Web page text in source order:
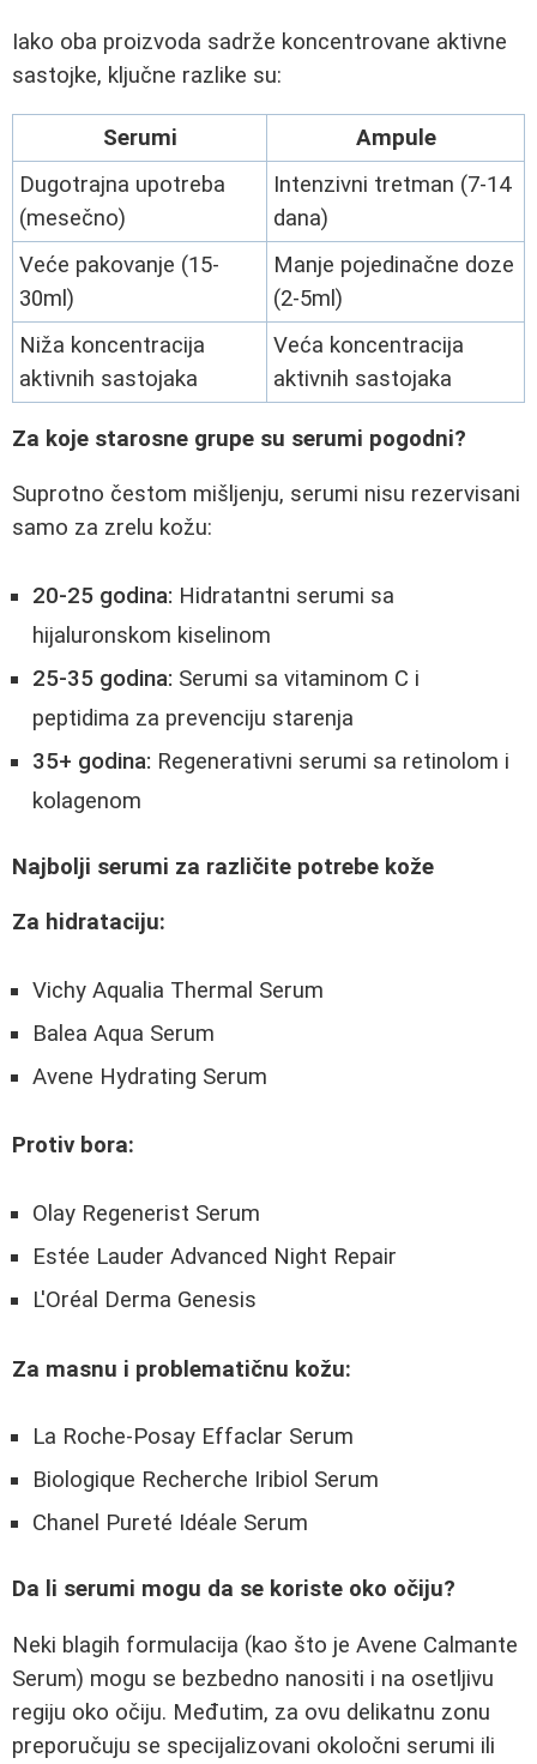
Iako oba proizvoda sadrže koncentrovane aktivne
sastojke, ključne razlike su:
Serumi
Ampule
Dugotrajna upotreba
(mesečno)
Intenzivni tretman (7-14
dana)
Veće pakovanje (15-
30ml)
Manje pojedinačne doze
(2-5ml)
Niža koncentracija
aktivnih sastojaka
Veća koncentracija
aktivnih sastojaka
Za koje starosne grupe su serumi pogodni?
Suprotno čestom mišljenju, serumi nisu rezervisani
samo za zrelu kožu:
20-25 godina: Hidratantni serumi sa
hijaluronskom kiselinom
25-35 godina: Serumi sa vitaminom C i
peptidima za prevenciju starenja
35+ godina: Regenerativni serumi sa retinolom i
kolagenom
Najbolji serumi za različite potrebe kože
Za hidrataciju:
Vichy Aqualia Thermal Serum
Balea Aqua Serum
Avene Hydrating Serum
Protiv bora:
Olay Regenerist Serum
Estée Lauder Advanced Night Repair
L'Oréal Derma Genesis
Za masnu i problematičnu kožu:
La Roche-Posay Effaclar Serum
Biologique Recherche Iribiol Serum
Chanel Pureté Idéale Serum
Da li serumi mogu da se koriste oko očiju?
Neki blagih formulacija (kao što je Avene Calmante
Serum) mogu se bezbedno nanositi i na osetljivu
regiju oko očiju. Međutim, za ovu delikatnu zonu
preporučuju se specijalizovani okoločni serumi ili